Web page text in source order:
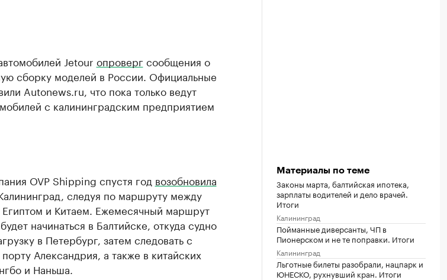
Jetour опроверг сообщения о
сборку моделей в России. Официальные
Autonews.ru, что пока только ведут
с калининградским предприятием
OVP Shipping спустя год возобновила
следуя по маршруту между
и Китаем. Ежемесячный маршрут
начинаться в Балтийске, откуда судно
в Петербург, затем следовать с
Александрия, а также в китайских
и Наньша.
Материалы по теме
Законы марта, балтийская ипотека,
зарплаты водителей и дело врачей.
Итоги
Калининград
Пойманные диверсанты, ЧП в
Пионерском и не те поправки. Итоги
Калининград
Льготные билеты разобрали, нацпарк и
ЮНЕСКО, рухнувший кран. Итоги